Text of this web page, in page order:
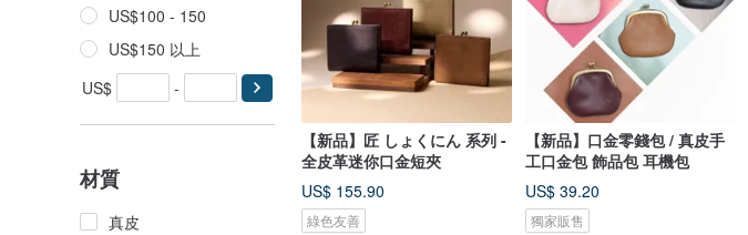
US$100 - 150
US$150 以上
US$
-
材質
真皮
【新品】匠 しょくにん 系列 -
全皮革迷你口金短夾
US$ 155.90
綠色友善
【新品】口金零錢包 / 真皮手
工口金包 飾品包 耳機包
US$ 39.20
獨家販售